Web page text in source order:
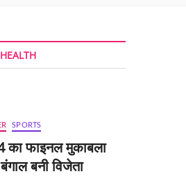
HEALTH
SPORTS
का फाइनल मुकाबला
बनी विजेता